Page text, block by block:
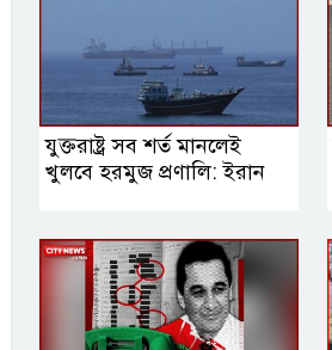
যুক্তরাষ্ট্র সব শর্ত মানলেই
খুলবে হরমুজ প্রণালি: ইরান